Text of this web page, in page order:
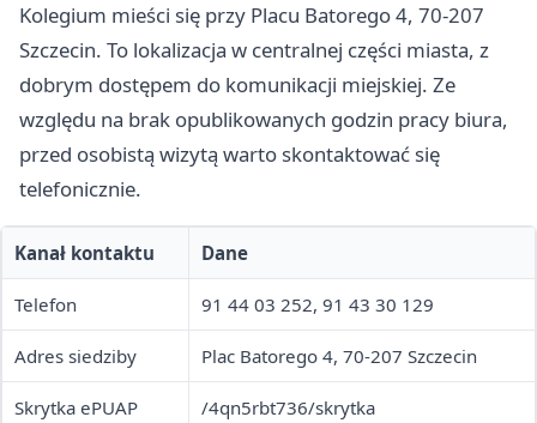
Kolegium mieści się przy Placu Batorego 4, 70-207
Szczecin. To lokalizacja w centralnej części miasta, z
dobrym dostępem do komunikacji miejskiej. Ze
względu na brak opublikowanych godzin pracy biura,
przed osobistą wizytą warto skontaktować się
telefonicznie.
Kanał kontaktu Dane
Telefon 91 44 03 252, 91 43 30 129
Adres siedziby Plac Batorego 4, 70-207 Szczecin
Skrytka ePUAP /4qn5rbt736/skrytka